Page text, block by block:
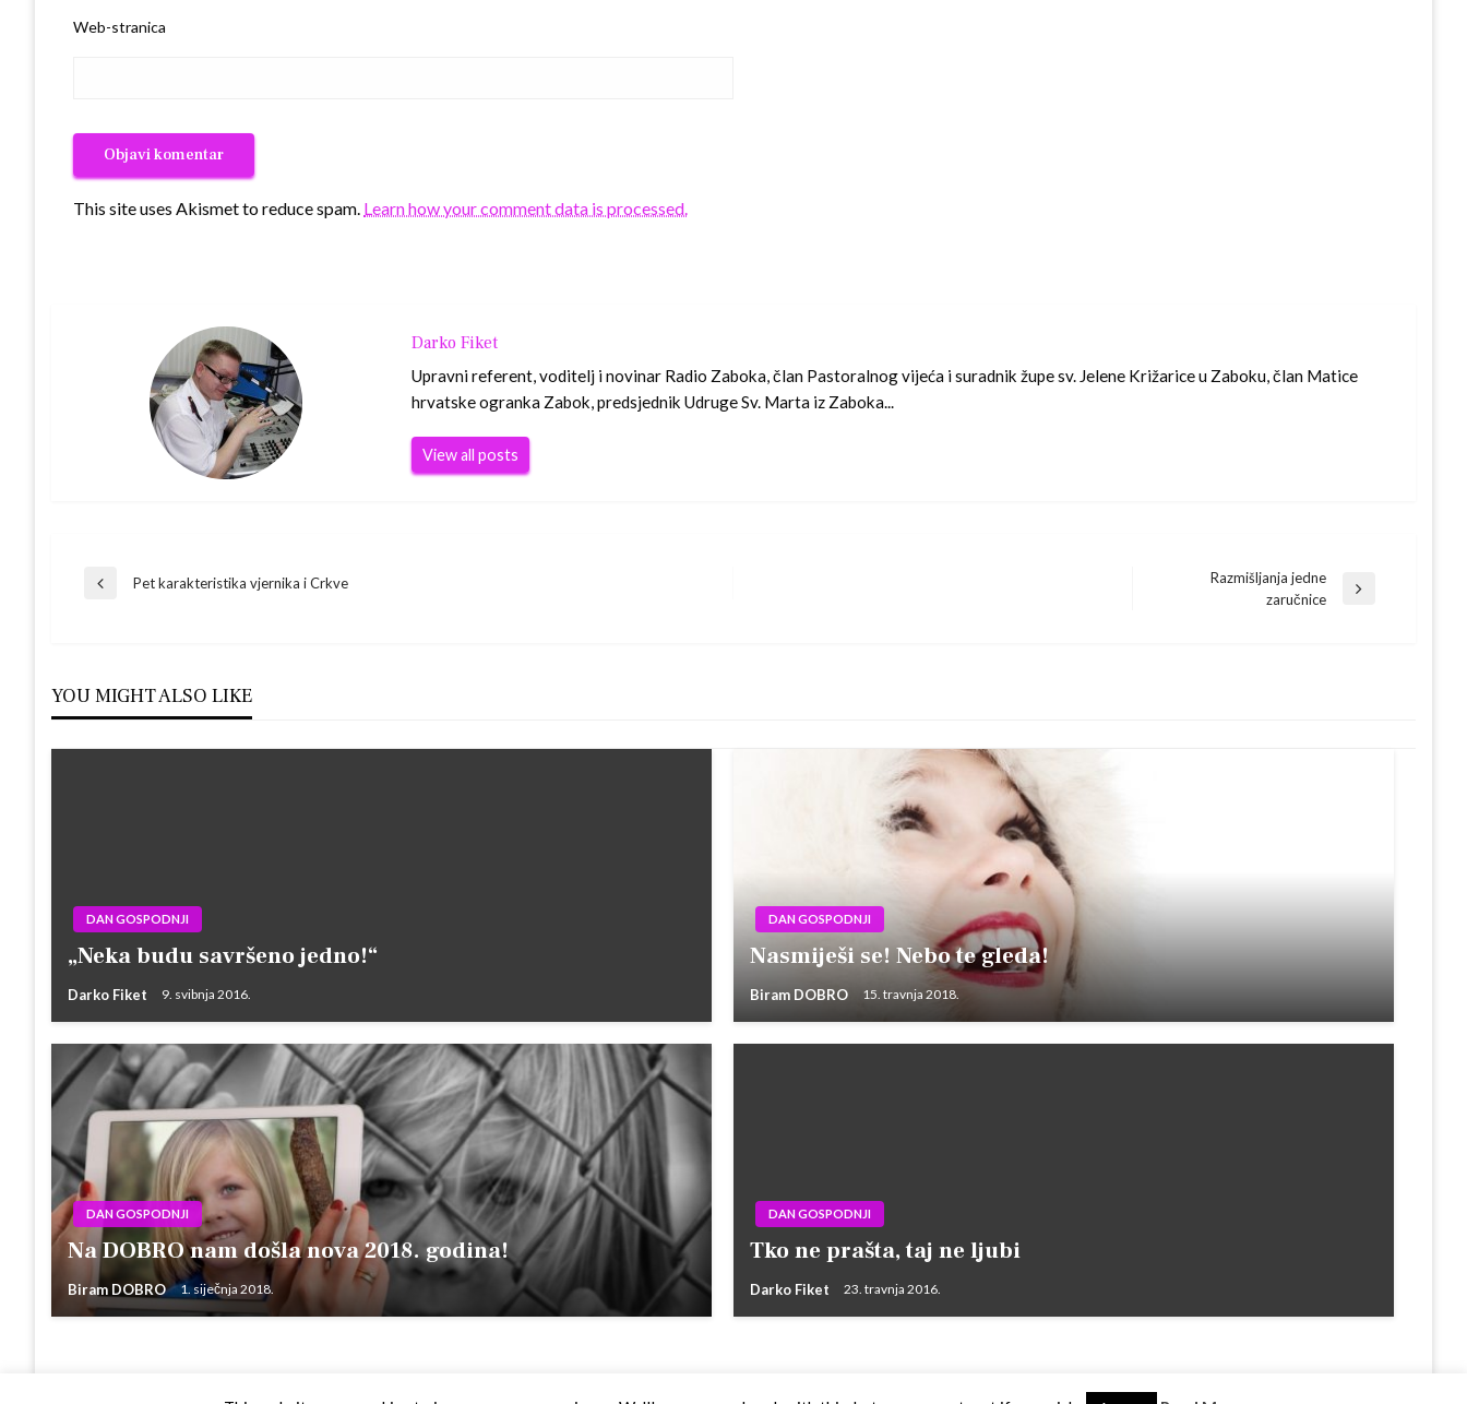
Web-stranica
This site uses Akismet to reduce spam. Learn how your comment data is processed.
Darko Fiket
Upravni referent, voditelj i novinar Radio Zaboka, član Pastoralnog vijeća i suradnik župe sv. Jelene Križarice u Zaboku, član Matice
hrvatske ogranka Zabok, predsjednik Udruge Sv. Marta iz Zaboka...
View all posts
Navigacija
Previous
Pet karakteristika vjernika i Crkve
Razmišljanja jedne
zaručnice
YOU MIGHT ALSO LIKE
DAN GOSPODNJI
„Neka budu savršeno jedno!“
Darko Fiket 9. svibnja 2016.
DAN GOSPODNJI
Nasmiješi se! Nebo te gleda!
Biram DOBRO 15. travnja 2018.
DAN GOSPODNJI
Na DOBRO nam došla nova 2018. godina!
Biram DOBRO 1. siječnja 2018.
DAN GOSPODNJI
Tko ne prašta, taj ne ljubi
Darko Fiket 23. travnja 2016.